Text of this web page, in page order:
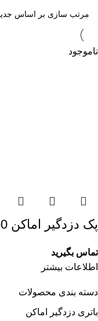
دسته بندی محصولات
باتری دزدگیر اماکن
ناموجود
پک دزدگیر اماکن FN50
تماس بگیرید
اطلاعات بیشتر